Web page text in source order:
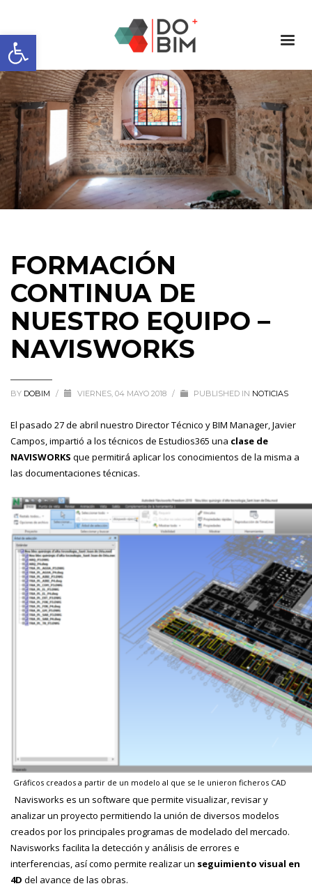
Abrir barra de herramientas
FORMACIÓN
CONTINUA DE
NUESTRO EQUIPO –
NAVISWORKS
BY DOBIM / VIERNES, 04 MAYO 2018 / PUBLISHED IN NOTICIAS
El pasado 27 de abril nuestro Director Técnico y BIM Manager, Javier
Campos, impartió a los técnicos de Estudios365 una clase de
NAVISWORKS que permitirá aplicar los conocimientos de la misma a
las documentaciones técnicas.
Gráficos creados a partir de un modelo al que se le unieron ficheros CAD
Navisworks es un software que permite visualizar, revisar y
analizar un proyecto permitiendo la unión de diversos modelos
creados por los principales programas de modelado del mercado.
Navisworks facilita la detección y análisis de errores e
interferencias, así como permite realizar un seguimiento visual en
4D del avance de las obras.